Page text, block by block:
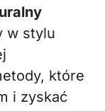
w stylu
które
i zyskać